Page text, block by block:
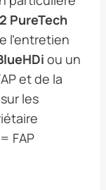
PureTech
l’entretien
ou un
et de la
les
FAP